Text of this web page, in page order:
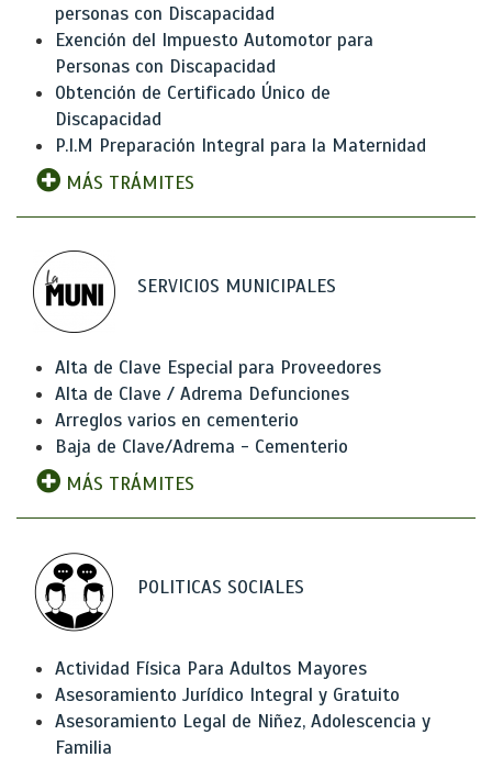
personas con Discapacidad
Exención del Impuesto Automotor para
Personas con Discapacidad
Obtención de Certificado Único de
Discapacidad
P.I.M Preparación Integral para la Maternidad
MÁS TRÁMITES
SERVICIOS MUNICIPALES
Alta de Clave Especial para Proveedores
Alta de Clave / Adrema Defunciones
Arreglos varios en cementerio
Baja de Clave/Adrema - Cementerio
MÁS TRÁMITES
POLITICAS SOCIALES
Actividad Física Para Adultos Mayores
Asesoramiento Jurídico Integral y Gratuito
Asesoramiento Legal de Niñez, Adolescencia y
Familia